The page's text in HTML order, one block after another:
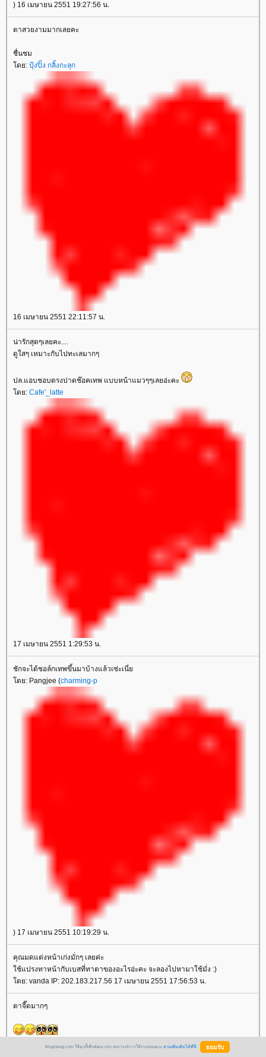
) 16 เมษายน 2551 19:27:56 น.
ตาสวยงามมากเลยคะ
ชื่นชม
ดย: ปุ้งปิ้ง กลิ้งกะลุก
16 เมษายน 2551 22:11:57 น.
น่ารักสุดๆเลยคะ....
ดูใสๆ เหมาะกับไปทะเลมากๆ
ปล.แอบชอบตรงปาดช๊อคเทพ แบบหน้าแมวๆๆเลยอ่ะคะ
ดย: Cafe'_latte
17 เมษายน 2551 1:29:53 น.
ชักจะได้ชอล์กเทพขึ้นมาบ้างแล้วเซ่ะเนี่
ดย: Pangjee (charming-p
) 17 เมษายน 2551 10:19:29 น.
คุณมดแต่งหน้าเก่งมั่กๆ เลยค่ะ
ช้แปรงทาหน้ากับเบสที่ทาตาของอะไรอ่ะคะ จะลองไปหามาใช้มั่ง :)
ดย: vanda IP: 202.183.217.56 17 เมษายน 2551 17:56:53 น.
ตาจี๊ดมากๆ
princessizz
BlogGang.com ใช้คุกกี้เพื่อพัฒนาประสบการณ์การใช้งานของคุณ อ่านเพิ่มเติมได้ที่นี่